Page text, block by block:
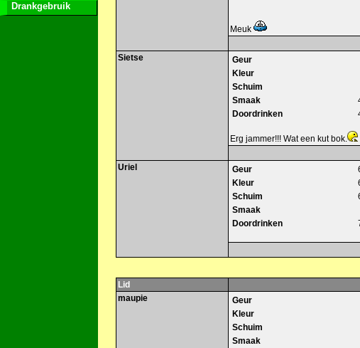
Drankgebruik
Meuk
Sietse
Geur
Kleur
Schuim
Smaak
Doordrinken
Erg jammer!!! Wat een kut bok.
Uriel
Geur
Kleur
Schuim
Smaak
Doordrinken
Lid
maupie
Geur
Kleur
Schuim
Smaak